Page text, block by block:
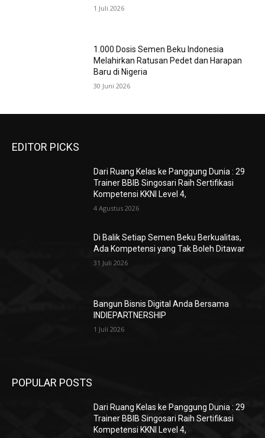
1 Juli 2026
1.000 Dosis Semen Beku Indonesia
Melahirkan Ratusan Pedet dan Harapan
Baru di Nigeria
30 Juni 2026
EDITOR PICKS
Dari Ruang Kelas ke Panggung Dunia : 29
Trainer BBIB Singosari Raih Sertifikasi
Kompetensi KKNI Level 4,
4 Agustus 2026
Di Balik Setiap Semen Beku Berkualitas,
Ada Kompetensi yang Tak Boleh Ditawar
31 Juli 2026
Bangun Bisnis Digital Anda Bersama
INDIEPARTNERSHIP
1 Juli 2026
POPULAR POSTS
Dari Ruang Kelas ke Panggung Dunia : 29
Trainer BBIB Singosari Raih Sertifikasi
Kompetensi KKNI Level 4,